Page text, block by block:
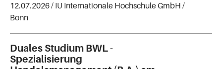
12.07.2026 / IU Internationale Hochschule GmbH /
Bonn
Duales Studium BWL -
Spezialisierung